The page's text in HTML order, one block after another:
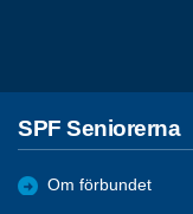
SPF Seniorerna
Om förbundet